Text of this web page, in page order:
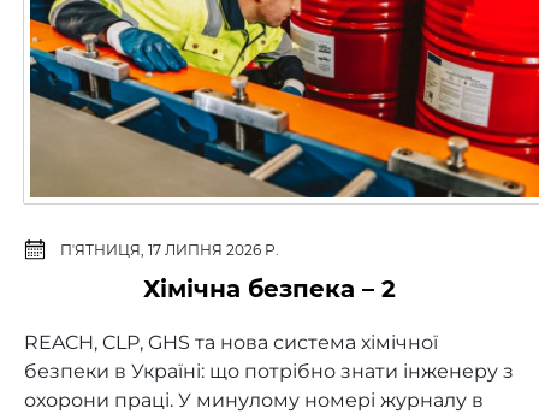
ПʼЯТНИЦЯ, 17 ЛИПНЯ 2026 Р.
Хімічна безпека – 2
REACH, CLP, GHS та нова система хімічної
безпеки в Україні: що потрібно знати інженеру з
охорони праці. У минулому номері журналу в